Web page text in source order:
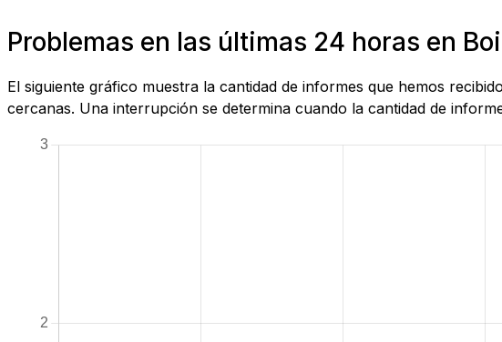
Problemas en las últimas 24 horas en
El siguiente gráfico muestra la cantidad de informes que hemos
cercanas. Una interrupción se determina cuando la cantidad de